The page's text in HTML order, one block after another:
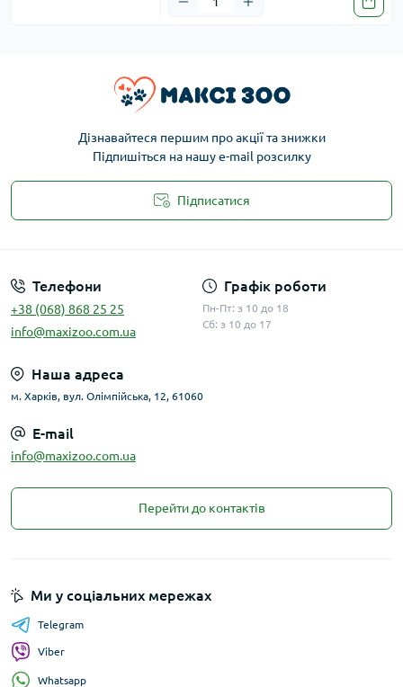
Дізнавайтеся першим про акції та знижки
Підпишіться на нашу e-mail розсилку
Підписатися
Телефони
+38 (068) 868 25 25
info@maxizoo.com.ua
Графік роботи
Пн-Пт: з 10 до 18
Сб: з 10 до 17
Наша адреса
м. Харків, вул. Олімпійська, 12, 61060
E-mail
info@maxizoo.com.ua
Перейти до контактів
Ми у соціальних мережах
Telegram
Viber
Whatsapp